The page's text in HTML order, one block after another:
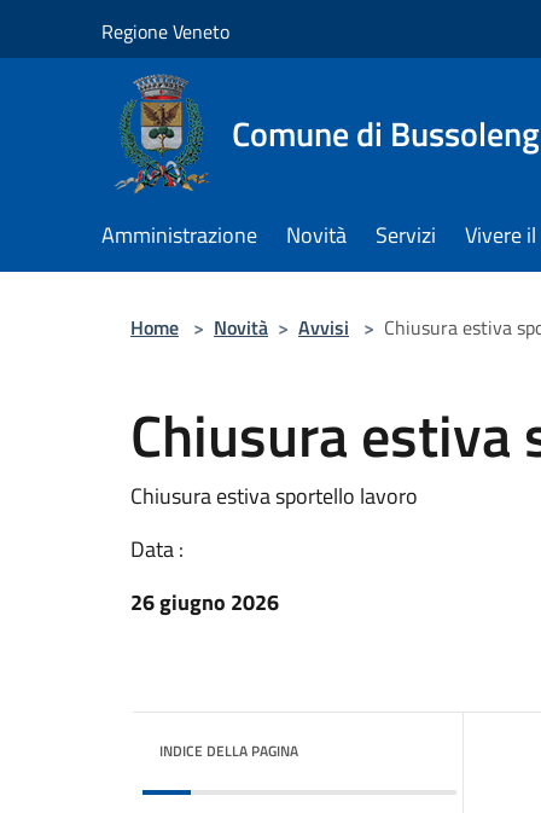
Regione Veneto
Comune di
Amministrazione Novità Servizi Vivere
Home > Novità > Avvisi > Chiusura estiva
Chiusura
Chiusura estiva sportello lavoro
Data :
26 giugno 2026
INDICE DELLA PAGINA